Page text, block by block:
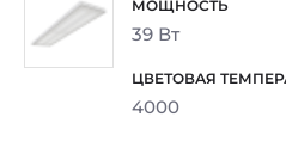
39 Вт
4000